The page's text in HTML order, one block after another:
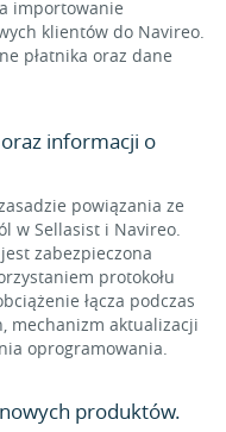
importowanie
klientów do Navireo.
płatnika oraz dane
informacji o
powiązania ze
w Sellasist i Navireo.
zabezpieczona
protokołu
łącza podczas
mechanizm aktualizacji
oprogramowania.
produktów.